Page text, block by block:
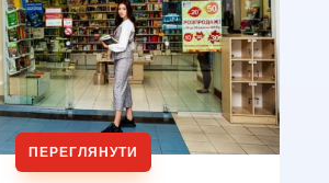
ПЕРЕГЛЯНУТИ